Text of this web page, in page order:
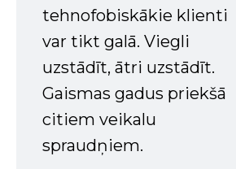
tehnofobiskākie klienti
var tikt galā. Viegli
uzstādīt, ātri uzstādīt.
Gaismas gadus priekšā
citiem veikalu
spraudņiem.